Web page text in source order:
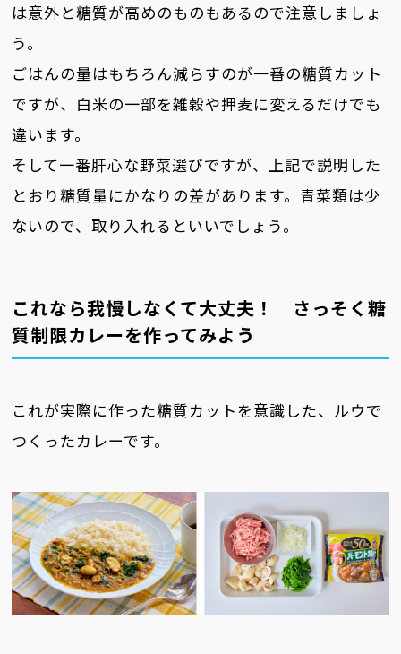
は意外と糖質が高めのものもあるので注意しましょ
う。
ごはんの量はもちろん減らすのが一番の糖質カット
ですが、白米の一部を雑穀や押麦に変えるだけでも
違います。
そして一番肝心な野菜選びですが、上記で説明した
とおり糖質量にかなりの差があります。青菜類は少
ないので、取り入れるといいでしょう。
これなら我慢しなくて大丈夫！ さっそく糖
質制限カレーを作ってみよう
これが実際に作った糖質カットを意識した、ルウで
つくったカレーです。